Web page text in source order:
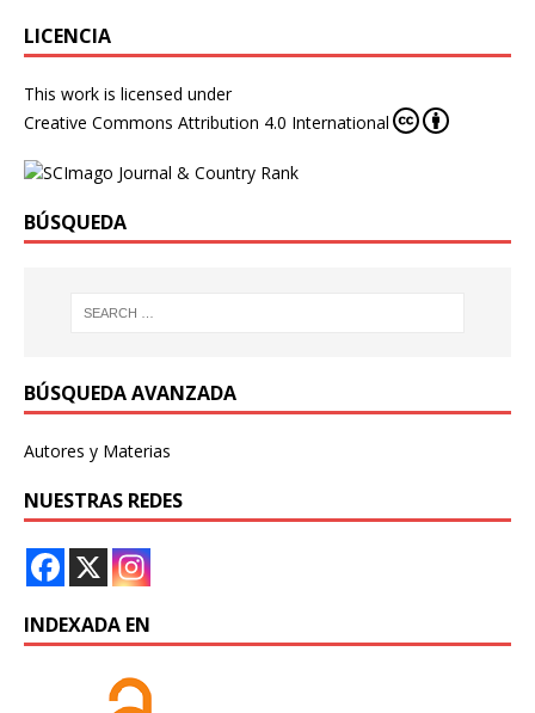
LICENCIA
This work is licensed under
Creative Commons Attribution 4.0 International
BÚSQUEDA
BÚSQUEDA AVANZADA
Autores y Materias
NUESTRAS REDES
INDEXADA EN